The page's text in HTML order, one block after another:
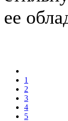
ее
1
2
3
4
5